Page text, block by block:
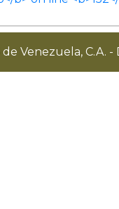
de Venezuela, C.A.